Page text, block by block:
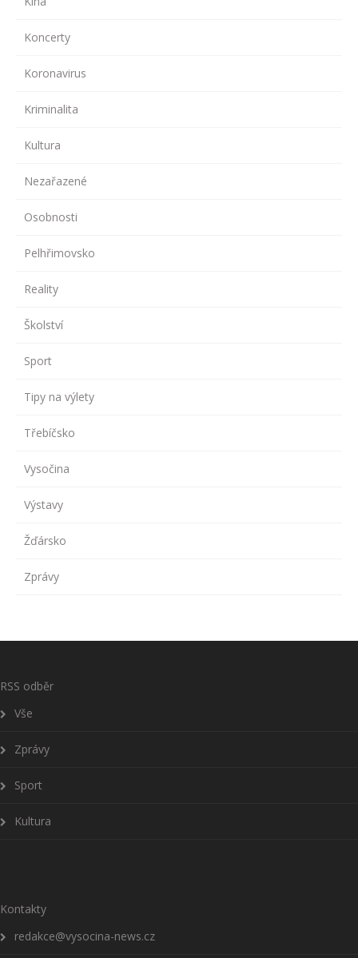
Koncerty
Koronavirus
Kriminalita
Kultura
Nezařazené
Osobnosti
Pelhřimovsko
Reality
Školství
Sport
Tipy na výlety
Třebíčsko
Vysočina
Výstavy
Žďársko
Zprávy
RSS odběr
Vše
Zprávy
Sport
Kultura
Kontakty
redakce@vysocina-news.cz